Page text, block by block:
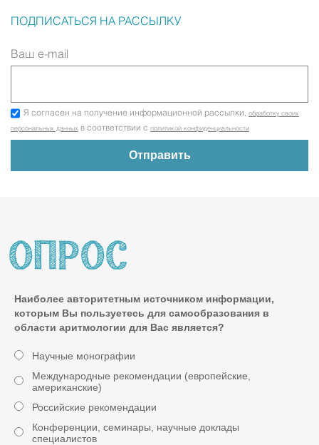
ПОДПИСАТЬСЯ НА РАССЫЛКУ
Ваш e-mail
Я согласен на получение информационной рассылки, обработку своих
персональных данных в соответствии с политикой конфиденциальности
Наиболее авторитетным источником информации,
которым Вы пользуетесь для самообразования в
области аритмологии для Вас является?
Научные монографии
Международные рекомендации (европейские,
американские)
Российские рекомендации
Конференции, семинары, научные доклады
специалистов